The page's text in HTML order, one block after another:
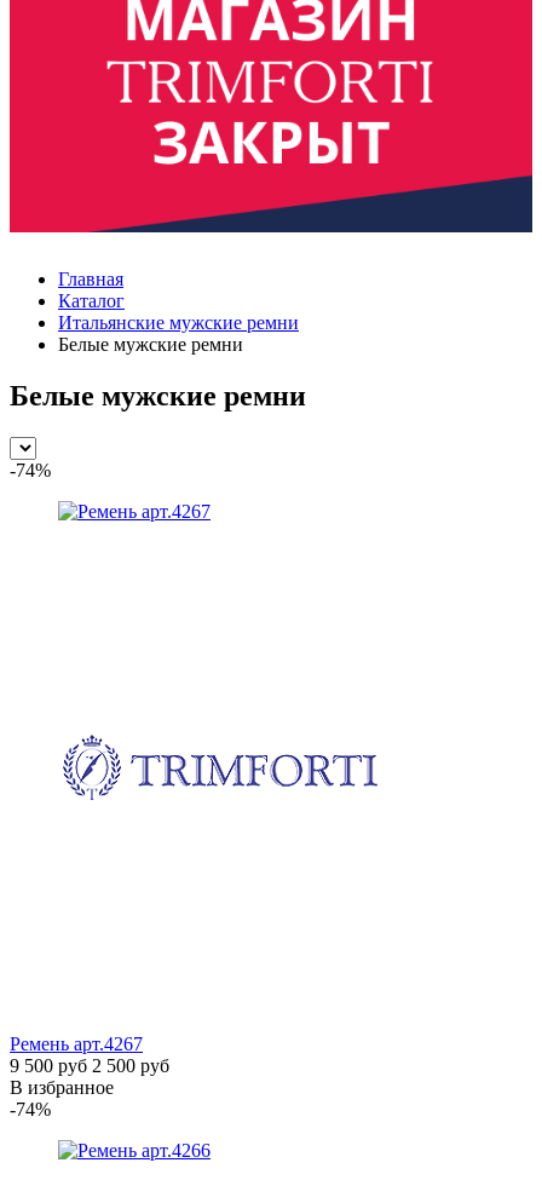
Главная
Каталог
Итальянские мужские ремни
Белые мужские ремни
Белые мужские ремни
-74%
Ремень арт.4267
9 500 руб 2 500 руб
В избранное
-74%